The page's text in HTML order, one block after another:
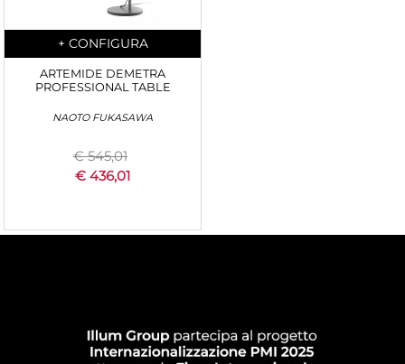
Quantità
+ CONFIGURA
ARTEMIDE DEMETRA
PROFESSIONAL TABLE
NAOTO FUKASAWA
€ 545,01
€ 436,01